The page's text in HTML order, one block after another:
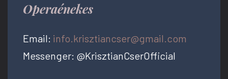
Operaénekes
Email: info.krisztiancser@gmail.com
Messenger: @KrisztianCserOfficial